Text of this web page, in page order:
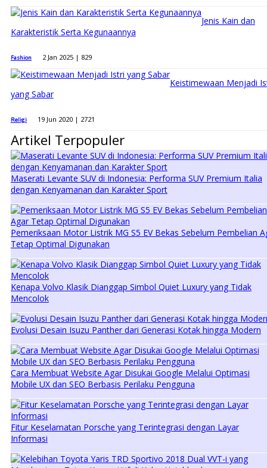
Jenis Kain dan
Karakteristik Serta Kegunaannya
Fashion 2 Jan 2025 | 829
Keistimewaan Menjadi
yang Sabar
Religi 19 Jun 2020 | 2721
Artikel Terpopuler
Maserati Levante SUV di Indonesia: Performa SUV Premium Italia
dengan Kenyamanan dan Karakter Sport
Pemeriksaan Motor Listrik MG S5 EV Bekas Sebelum Pembelian
Tetap Optimal Digunakan
Kenapa Volvo Klasik Dianggap Simbol Quiet Luxury yang Tidak
Mencolok
Evolusi Desain Isuzu Panther dari Generasi Kotak hingga Modern
Cara Membuat Website Agar Disukai Google Melalui Optimasi
Mobile UX dan SEO Berbasis Perilaku Pengguna
Fitur Keselamatan Porsche yang Terintegrasi dengan Layar
Informasi